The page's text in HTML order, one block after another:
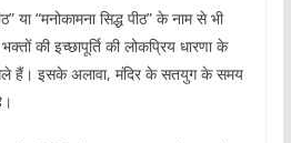
या “मनोकामना सिद्ध पीठ” के नाम से भी
की इच्छापूर्ति की लोकप्रिय धारणा के
हैं। इसके अलावा, मंदिर के सतयुग के समय